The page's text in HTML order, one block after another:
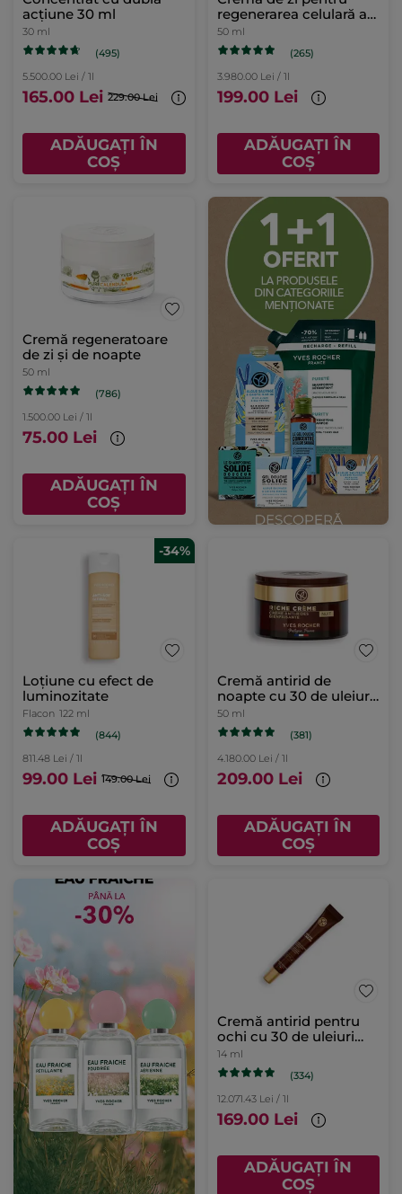
acțiune 30 ml
30 ml
(495)
5.500.00 Lei / 1l
165.00 Lei 229.00 Lei
ADĂUGAȚI ÎN
COȘ
regenerarea celulară a
tenului Cutie 50 ml
50 ml
(265)
3.980.00 Lei / 1l
199.00 Lei
ADĂUGAȚI ÎN
COȘ
Cremă regeneratoare
de zi și de noapte
50 ml
(786)
1.500.00 Lei / 1l
75.00 Lei
ADĂUGAȚI ÎN
COȘ
-34%
Loțiune cu efect de
luminozitate
Flacon 122 ml
(844)
811.48 Lei / 1l
99.00 Lei 149.00 Lei
ADĂUGAȚI ÎN
COȘ
Cremă antirid de
noapte cu 30 de uleiuri
preţioase cutie 50 ml
50 ml
(381)
4.180.00 Lei / 1l
209.00 Lei
ADĂUGAȚI ÎN
COȘ
Cremă antirid pentru
ochi cu 30 de uleiuri
preţioase tub 14 ml
14 ml
(334)
12.071.43 Lei / 1l
169.00 Lei
ADĂUGAȚI ÎN
COȘ